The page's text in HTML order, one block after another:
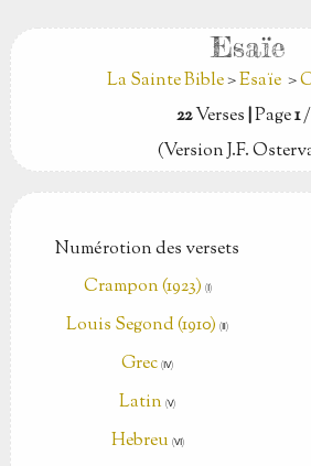
Esaïe
La Sainte Bible>Esaïe >
22Verses|Page1/
(Version J.F.
Numérotion des versets
Crampon (1923) (Ⅰ)
Louis Segond (1910)(Ⅱ)
Grec (Ⅳ)
Latin (Ⅴ)
Hebreu (Ⅵ)